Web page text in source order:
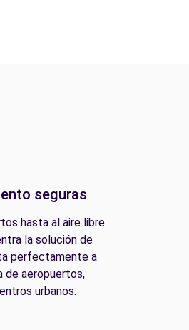
seguras
hasta al aire libre
la solución de
perfectamente a
de aeropuertos,
urbanos.